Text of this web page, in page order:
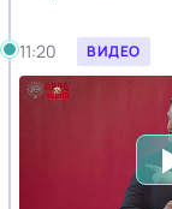
11:20 ВИДЕО